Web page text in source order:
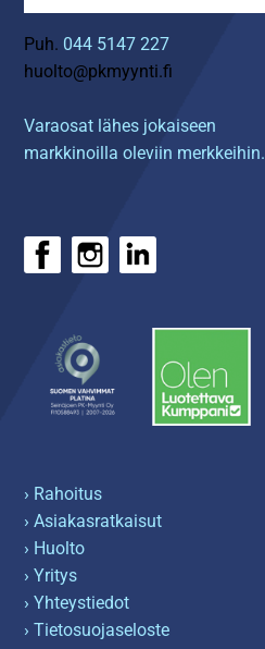
Puh. 044 5147 227
huolto@pkmyynti.fi
Varaosat lähes jokaiseen
markkinoilla oleviin merkkeihin.
› Rahoitus
› Asiakasratkaisut
› Huolto
› Yritys
› Yhteystiedot
› Tietosuojaseloste